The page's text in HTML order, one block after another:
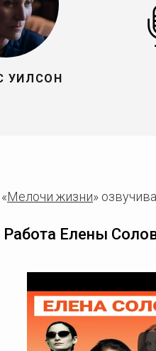
УИЛСОН
Мелочи жизни»
Работа Елены